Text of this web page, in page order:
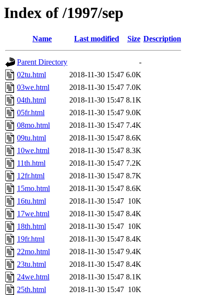
Index of /1997/sep
Name Last modified Size Description
Parent Directory
-
02tu.html
2018-11-30 15:47 6.0K
03we.html
2018-11-30 15:47 7.0K
04th.html
2018-11-30 15:47 8.1K
05fr.html
2018-11-30 15:47 9.0K
08mo.html
2018-11-30 15:47 7.4K
09tu.html
2018-11-30 15:47 8.6K
10we.html
2018-11-30 15:47 8.3K
11th.html
2018-11-30 15:47 7.2K
12fr.html
2018-11-30 15:47 8.7K
15mo.html
2018-11-30 15:47 8.6K
16tu.html
2018-11-30 15:47 10K
17we.html
2018-11-30 15:47 8.4K
18th.html
2018-11-30 15:47 10K
19fr.html
2018-11-30 15:47 8.4K
22mo.html
2018-11-30 15:47 9.4K
23tu.html
2018-11-30 15:47 8.4K
24we.html
2018-11-30 15:47 8.1K
25th.html
2018-11-30 15:47 10K